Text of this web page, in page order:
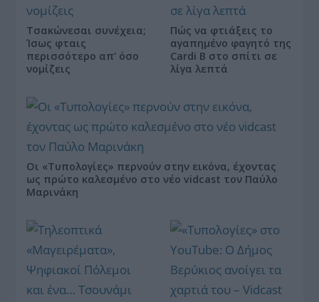
Τσακώνεσαι συνέχεια;
Ίσως φταις
περισσότερο απ’ όσο
νομίζεις
Πώς να φτιάξεις το
αγαπημένο φαγητό της
Cardi B στο σπίτι σε
λίγα λεπτά
Οι «Τυπολογίες» περνούν στην εικόνα, έχοντας
ως πρώτο καλεσμένο στο νέο vidcast τον Παύλο
Μαρινάκη